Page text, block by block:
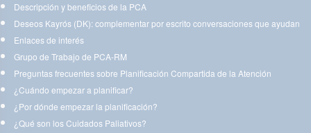
Descripción y beneficios de la PCA
Deseos Kayrós (DK): complementar por escrito conversaciones que ayudan
Enlaces de interés
Grupo de Trabajo de PCA-RM
Preguntas frecuentes sobre Planificación Compartida de la Atención
¿Cuándo empezar a planificar?
¿Por dónde empezar la planificación?
¿Qué son los Cuidados Paliativos?